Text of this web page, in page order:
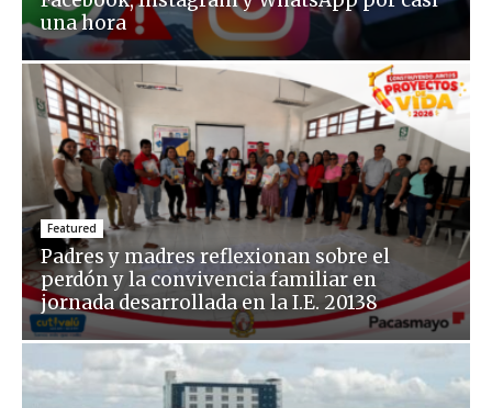
una hora
Featured
Padres y madres reflexionan sobre el
perdón y la convivencia familiar en
jornada desarrollada en la I.E. 20138